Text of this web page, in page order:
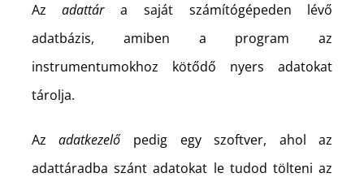
Azadattára saját számítógépeden lévő
adatbázis, amiben a program az
instrumentumokhoz kötődő nyers adatokat
tárolja.
Azadatkezelőpedig egy szoftver, ahol az
adattáradba szánt adatokat le tudod tölteni az